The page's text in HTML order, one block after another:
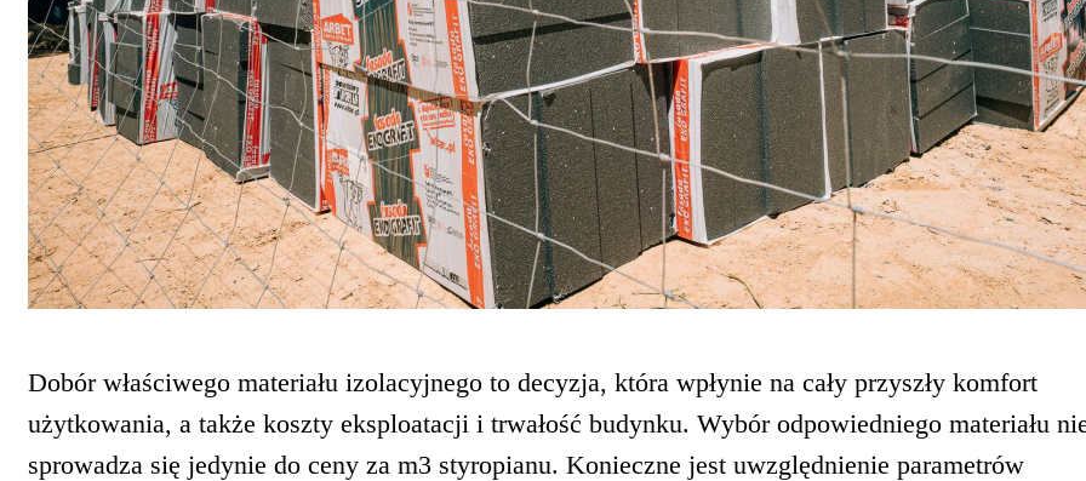
Dobór właściwego materiału izolacyjnego to decyzja, która wpłynie na cały przyszły komfort
użytkowania, a także koszty eksploatacji i trwałość budynku. Wybór odpowiedniego materiału
sprowadza się jedynie do ceny za m3 styropianu. Konieczne jest uwzględnienie parametrów